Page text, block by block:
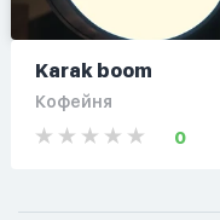
Karak boom
Кофейня
0